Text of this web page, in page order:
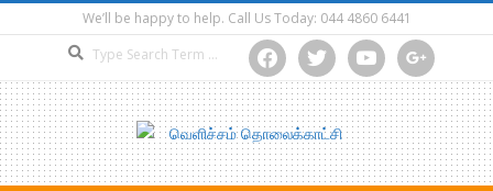
to
We’ll be happy to help. Call Us Today: 044 4860 6441
facebooktwitter youtube google